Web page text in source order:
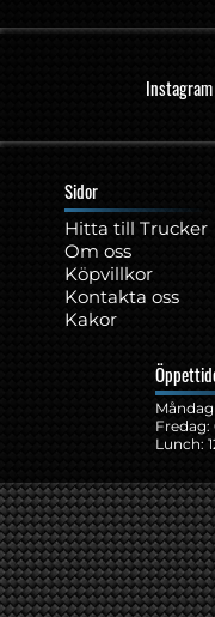
Instagram
Sidor
Hitta till Trucker
Om oss
Köpvillkor
Kontakta oss
Kakor
Fredag:
Lunch: